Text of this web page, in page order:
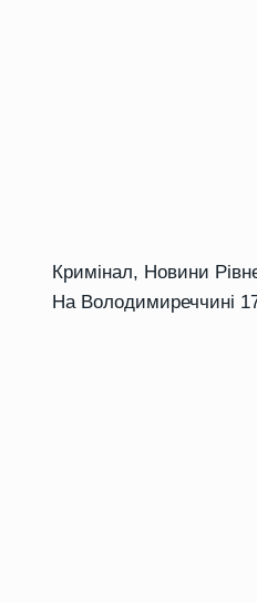
Кримінал, Новини
На Володимиреччині